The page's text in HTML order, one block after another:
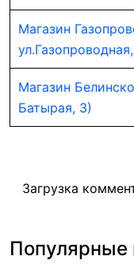
Магазин
Магазин
Батырая, 3)
Загрузка
Популярные